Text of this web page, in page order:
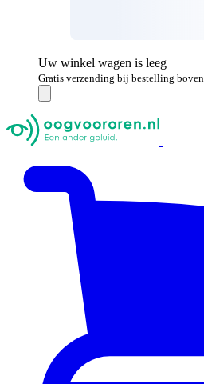
Uw winkel wagen is leeg
Gratis verzending bij bestelling boven